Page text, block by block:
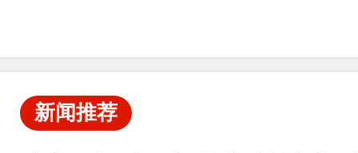
新闻推荐